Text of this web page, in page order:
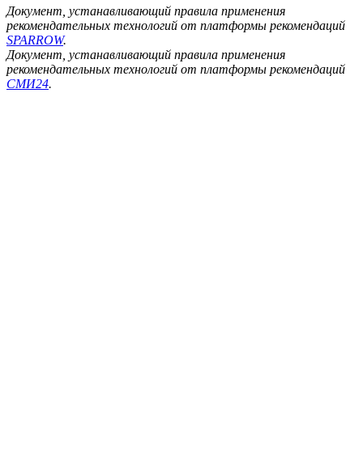
Документ, устанавливающий правила применения
рекомендательных технологий от платформы рекомендаций
SPARROW.
Документ, устанавливающий правила применения
рекомендательных технологий от платформы рекомендаций
СМИ24.